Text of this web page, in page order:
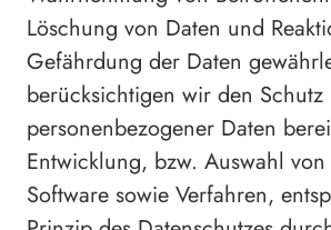
Löschung von Daten und
Gefährdung der Daten
berücksichtigen wir den Schutz
personenbezogener Daten
Entwicklung, bzw. Auswahl
Software sowie Verfahren,